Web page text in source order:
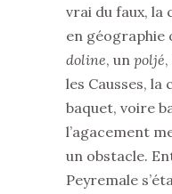
vrai du faux, la
en géographie
doline, un poljé
les Causses,
baquet, voire
l’agacement
un obstacle.
Peyremale